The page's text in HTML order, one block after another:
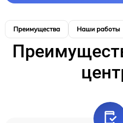
Преимущества Наши работы